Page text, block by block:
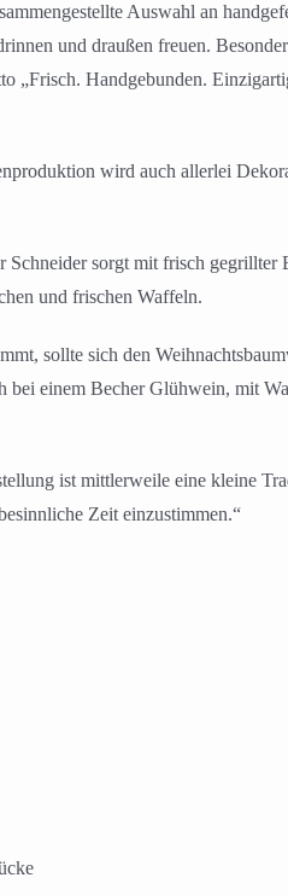
Auswahl an
und draußen freuen.
Handgebunden.
wird auch allerlei
sorgt mit frisch
und frischen Waffeln.
sollte sich den
bei einem Becher Glühwein, mit
ist mittlerweile eine kleine
Zeit einzustimmen.“